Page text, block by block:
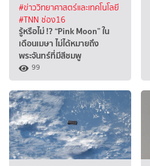
#ข่าววิทยาศาสตร์และเทคโนโลยี
#TNN ช่อง16
รู้หรือไม่ !? “Pink Moon” ใน
เดือนเมษา ไม่ได้หมายถึง
พระจันทร์ที่มีสีชมพู
99